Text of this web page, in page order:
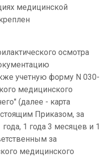
медицинской
осмотра
учетную форму N 030-
медицинского
(далее - карта
Приказом, за
1 года 3 месяцев и 1
за
медицинского